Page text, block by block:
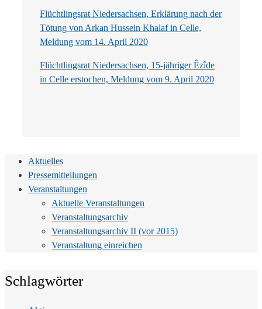
Flüchtlingsrat Niedersachsen, Erklärung nach der
Tötung von Arkan Hussein Khalaf in Celle,
Meldung vom 14. April 2020
Flüchtlingsrat Niedersachsen, 15-jähriger Êzîde
in Celle erstochen, Meldung vom 9. April 2020
Aktuelles
Pressemitteilungen
Veranstaltungen
Aktuelle Veranstaltungen
Veranstaltungsarchiv
Veranstaltungsarchiv II (vor 2015)
Veranstaltung einreichen
Schlagwörter